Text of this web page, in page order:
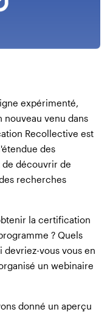
expérimenté,
venu dans
Recollective est
des
découvrir de
recherches
la certification
? Quels
devriez-vous vous en
un webinaire
donné un aperçu